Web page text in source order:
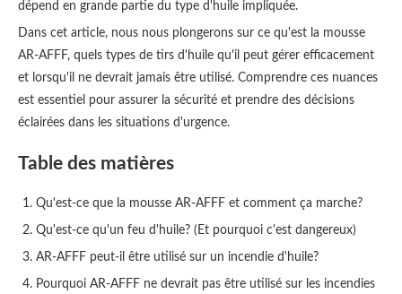
dépend en grande partie du type d'huile impliquée.
Dans cet article, nous nous plongerons sur ce qu'est la mousse
AR-AFFF, quels types de tirs d'huile qu'il peut gérer efficacement
et lorsqu'il ne devrait jamais être utilisé. Comprendre ces nuances
est essentiel pour assurer la sécurité et prendre des décisions
éclairées dans les situations d'urgence.
Table des matières
Qu'est-ce que la mousse AR-AFFF et comment ça marche?
Qu'est-ce qu'un feu d'huile? (Et pourquoi c'est dangereux)
AR-AFFF peut-il être utilisé sur un incendie d'huile?
Pourquoi AR-AFFF ne devrait pas être utilisé sur les incendies